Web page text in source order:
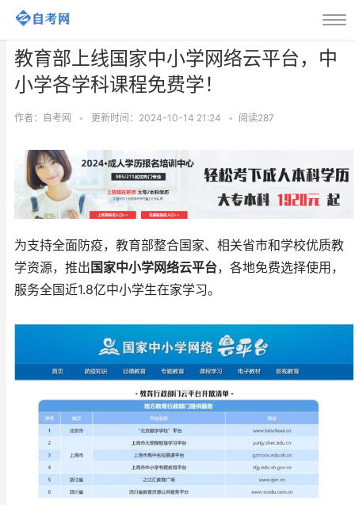
教育部上线国家中小学网络云平台，中
小学各学科课程免费学！
作者：自考网 • 更新时间：2024-10-14 21:24 • 阅读287
为支持全面防疫，教育部整合国家、相关省市和学校优质教
学资源，推出 国家中小学网络云平台，各地免费选择使用，
服务全国近1.8亿中小学生在家学习。